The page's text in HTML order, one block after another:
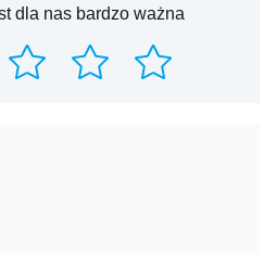
dla nas bardzo ważna